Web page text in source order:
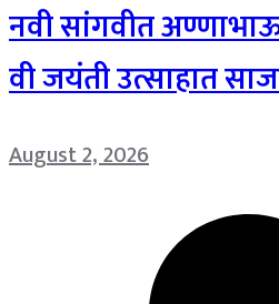
नवी सांगवीत
वी जयंती उत्साहात
August 2, 2026